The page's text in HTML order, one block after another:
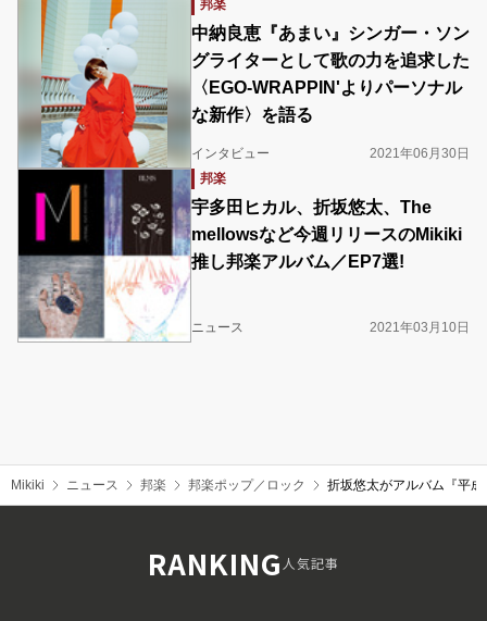
邦楽
中納良恵『あまい』シンガー・ソン
グライターとして歌の力を追求した
〈EGO-WRAPPIN'よりパーソナル
な新作〉を語る
インタビュー
2021年06月30日
邦楽
宇多田ヒカル、折坂悠太、The
mellowsなど今週リリースのMikiki
推し邦楽アルバム／EP7選!
ニュース 2021年03月10日
Mikiki ニュース 邦楽 邦楽ポップ／ロック 折坂悠太がアルバム『平
RANKING人気記事